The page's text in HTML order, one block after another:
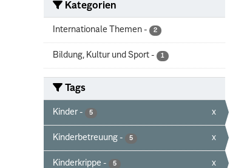
Kategorien
Internationale Themen - 2
Bildung, Kultur und Sport - 1
Tags
Kinder - 5 x
Kinderbetreuung - 5 x
Kinderkrippe - 5 x